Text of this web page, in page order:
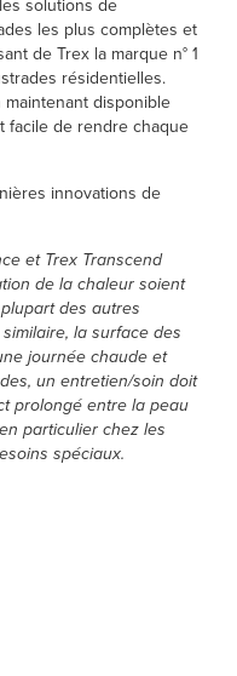
solutions de
les plus complètes et
de Trex la marque n° 1
résidentielles.
disponible
facile de rendre chaque
innovations de
et Trex Transcend
de la chaleur soient
des autres
la surface des
journée chaude et
un entretien/soin doit
prolongé entre la peau
particulier chez les
spéciaux.